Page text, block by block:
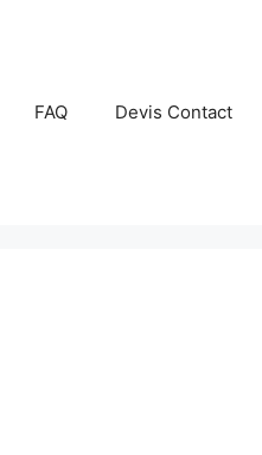
FAQ Devis Contact